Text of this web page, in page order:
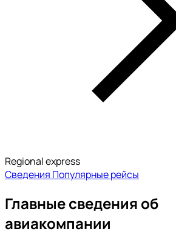
Regional express
Сведения Популярные рейсы
Главные сведения об
авиакомпании